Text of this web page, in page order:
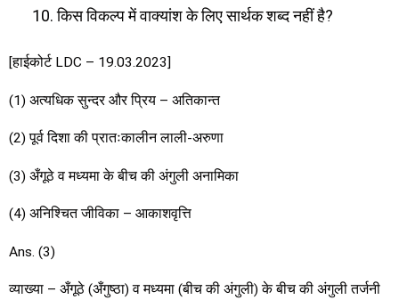
किस विकल्प में वाक्यांश के लिए सार्थक शब्द नहीं है?
[हाईकोर्ट LDC – 19.03.2023]
(1) अत्यधिक सुन्दर और प्रिय – अतिकान्त
(2) पूर्व दिशा की प्रातःकालीन लाली-अरुणा
(3) अँगूठे व मध्यमा के बीच की अंगुली अनामिका
(4) अनिश्चित जीविका – आकाशवृत्ति
Ans. (3)
व्याख्या – अँगूठे (अँगुष्ठा) व मध्यमा (बीच की अंगुली) के बीच की अंगुली तर्जनी